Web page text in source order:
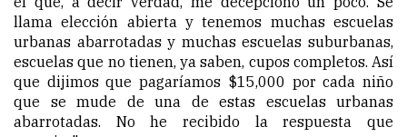
llama elección abierta y tenemos muchas escuelas
urbanas abarrotadas y muchas escuelas suburbanas,
escuelas que no tienen, ya saben, cupos completos. Así
que dijimos que pagaríamos $15,000 por cada niño
que se mude de una de estas escuelas urbanas
abarrotadas. No he recibido la respuesta que